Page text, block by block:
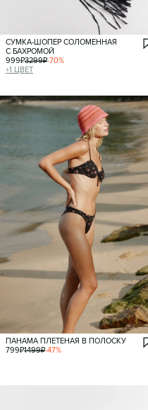
СУМКА-ШОПЕР СОЛОМЕННАЯ
С БАХРОМОЙ
999₽3299₽-70%
+1 ЦВЕТ
ПАНАМА ПЛЕТЕНАЯ В ПОЛОСКУ
799₽1499₽-47%